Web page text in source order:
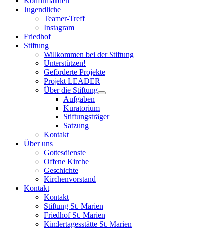
Jugendliche
Teamer-Treff
Instagram
Friedhof
Stiftung
Willkommen bei der Stiftung
Unterstützen!
Geförderte Projekte
Projekt LEADER
Über die Stiftung
Aufgaben
Kuratorium
Stiftungsträger
Satzung
Kontakt
Über uns
Gottesdienste
Offene Kirche
Geschichte
Kirchenvorstand
Kontakt
Kontakt
Stiftung St. Marien
Friedhof St. Marien
Kindertagesstätte St. Marien